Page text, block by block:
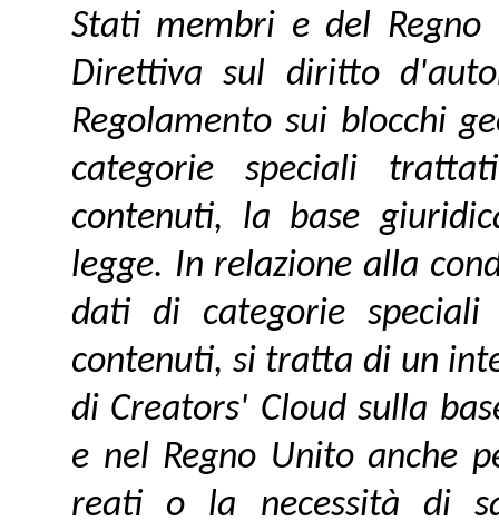
Stati membri e del
Direttiva sul diritto
Regolamento sui blocchi
categorie speciali
contenuti, la base
legge. In relazione alla
dati di categorie speciali
contenuti, si tratta di un
di Creators' Cloud sulla
e nel Regno Unito anche
reati o la necessità di